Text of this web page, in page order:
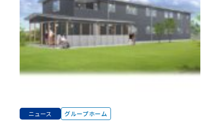
ニュース グループホーム